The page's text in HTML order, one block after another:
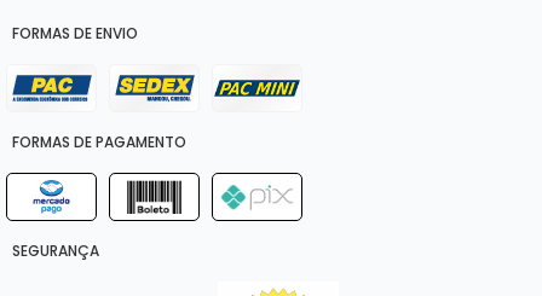
FORMAS DE ENVIO
FORMAS DE PAGAMENTO
SEGURANÇA